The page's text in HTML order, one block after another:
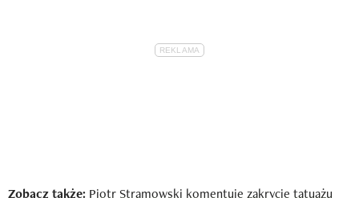
Zobacz także: Piotr Stramowski komentuje zakrycie tatuażu